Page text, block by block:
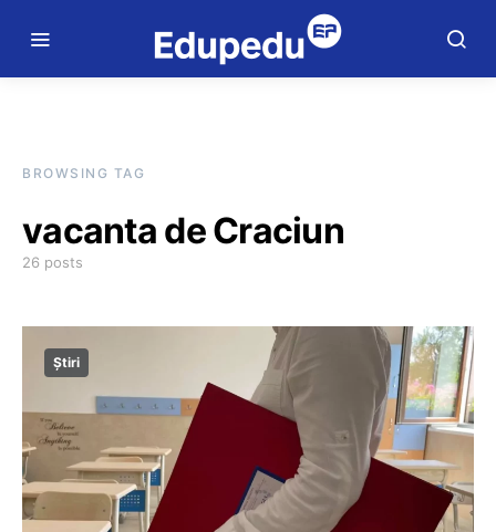
BROWSING TAG
vacanta de Craciun
26 posts
Știri